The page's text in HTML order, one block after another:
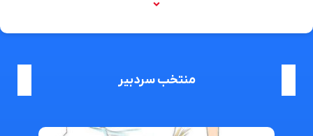
منتخب سردبیر